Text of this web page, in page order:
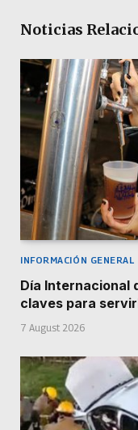
Noticias
INFORMACIÓN GENERAL
Día Internacional
claves para
7 August 2026